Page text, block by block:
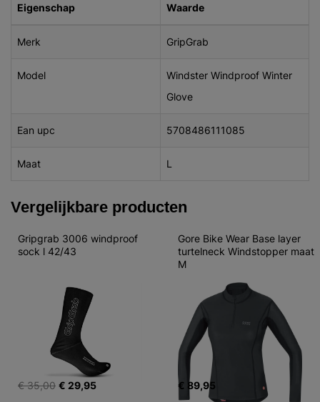
Eigenschap Waarde
Merk GripGrab
Model
Windster Windproof Winter
Glove
Ean upc 5708486111085
Maat L
Vergelijkbare producten
Gripgrab 3006 windproof
sock l 42/43
€ 35,00 € 29,95
Gore Bike Wear Base layer
turtelneck Windstopper maat
M
€ 89,95